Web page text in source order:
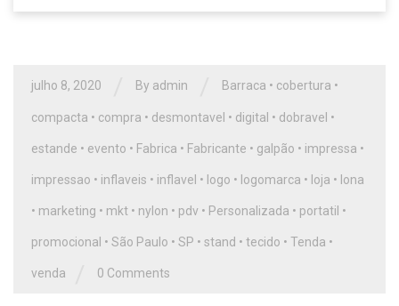
julho 8, 2020 By admin Barraca • cobertura •
compacta • compra • desmontavel • digital • dobravel •
estande • evento • Fabrica • Fabricante • galpão • impressa •
impressao • inflaveis • inflavel • logo • logomarca • loja • lona
• marketing • mkt • nylon • pdv • Personalizada • portatil •
promocional • São Paulo • SP • stand • tecido • Tenda •
venda 0 Comments